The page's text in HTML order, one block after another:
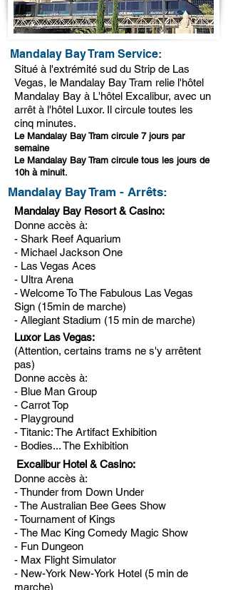
Mandalay Bay Tram Service:
Situé à l'extrémité sud du Strip de Las
Vegas, le Mandalay Bay Tram relie l'hôtel
Mandalay Bay à L'hôtel Excalibur, avec un
arrêt à l'hôtel Luxor. Il circule toutes les
cinq minutes.
Le Mandalay Bay Tram circule 7 jours par
semaine
Le Mandalay Bay Tram circule tous les jours de
10h à minuit.
Mandalay Bay Tram - Arrêts:
Mandalay Bay Resort & Casino:
Donne accès à:
- Shark Reef Aquarium
- Michael Jackson One
- Las Vegas Aces
- Ultra Arena
- Welcome To The Fabulous Las Vegas
Sign (15min de marche)
- Allegiant Stadium (15 min de marche)
Luxor Las Vegas:
(Attention, certains trams ne s'y arrêtent
pas)
Donne accès à:
- Blue Man Group
- Carrot Top
- Playground
- Titanic: The Artifact Exhibition
- Bodies... The Exhibition
Excalibur Hotel & Casino:
Donne accès à:
- Thunder from Down Under
- The Australian Bee Gees Show
- Tournament of Kings
- The Mac King Comedy Magic Show
- Fun Dungeon
- Max Flight Simulator
- New-York New-York Hotel (5 min de
marche)